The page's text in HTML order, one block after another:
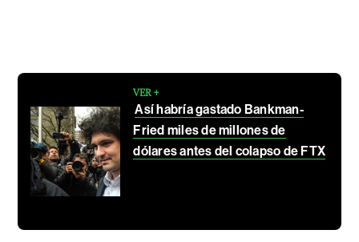
VER +
Así habría gastado Bankman-
Fried miles de millones de
dólares antes del colapso de FTX